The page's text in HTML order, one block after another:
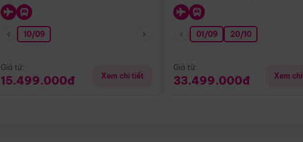
10/09
Giá từ:
15.499.000đ Xem chi tiết
01/09 20/10
Giá từ:
33.499.000đ Xem